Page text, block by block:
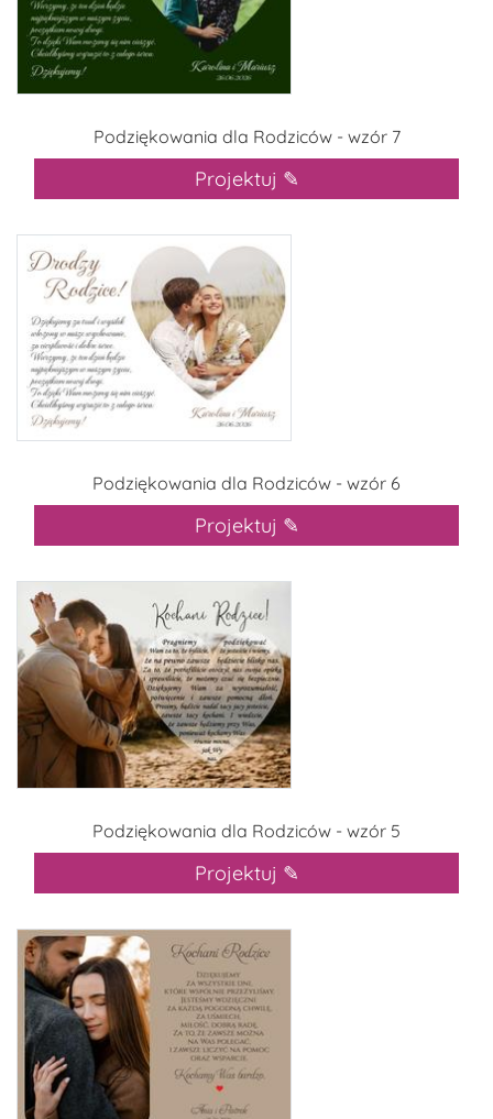
Podziękowania dla Rodziców - wzór 7
Projektuj ✎
Podziękowania dla Rodziców - wzór 6
Projektuj ✎
Podziękowania dla Rodziców - wzór 5
Projektuj ✎